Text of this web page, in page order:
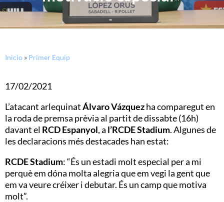
Inicio » Primer Equip
17/02/2021
L’atacant arlequinatÁlvaro Vázquezha comparegut en
la roda de premsa prèvia al partit de dissabte (16h)
davant el RCD Espanyol, a l’RCDE Stadium. Algunes de
les declaracions més destacades han estat:
RCDE Stadium: “És un estadi molt especial per a mi
perquè em dóna molta alegria que em vegi la gent que
em va veure créixer i debutar. És un camp que motiva
molt”.